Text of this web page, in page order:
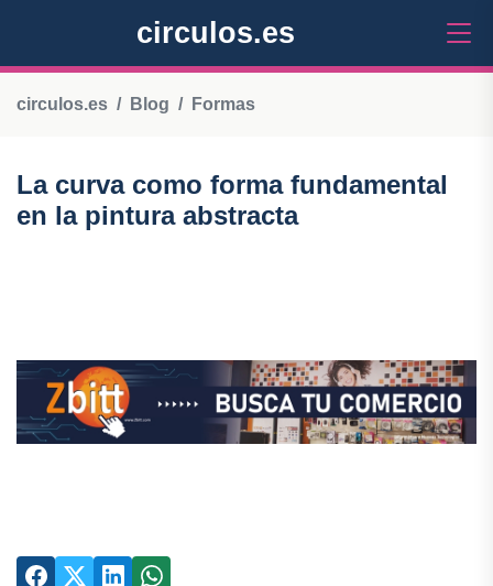
circulos.es
circulos.es Blog Formas
La curva como forma fundamental
en la pintura abstracta